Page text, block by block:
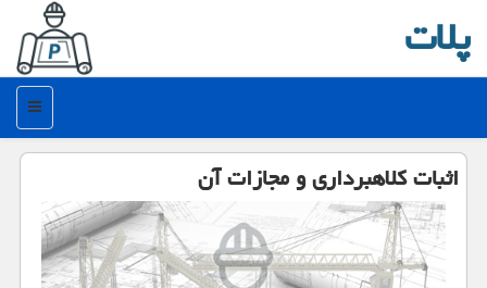
پلات
منو
اثبات كلاهبرداری و مجازات آن